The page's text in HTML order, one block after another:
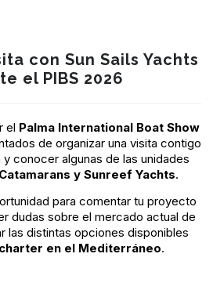
con Sun Sails Yachts
el PIBS 2026
el Palma International Boat Show
de organizar una visita contigo
conocer algunas de las unidades
y Sunreef Yachts.
para comentar tu proyecto
dudas sobre el mercado actual de
las distintas opciones disponibles
en el Mediterráneo.